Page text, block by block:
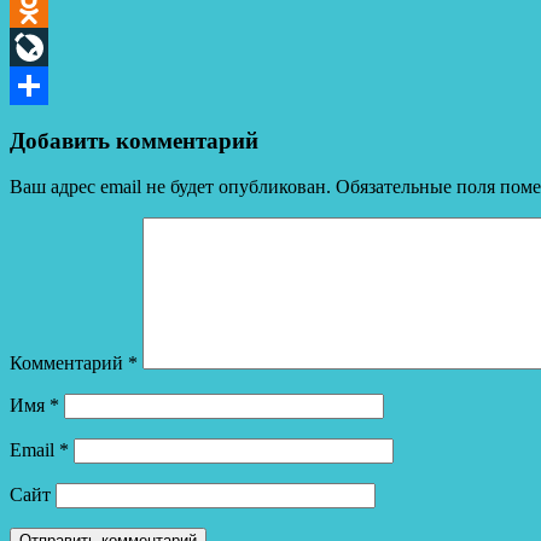
Telegram
Odnoklassniki
LiveJournal
Добавить комментарий
Ваш адрес email не будет опубликован. Обязательные поля
Комментарий *
Имя *
Email *
Сайт